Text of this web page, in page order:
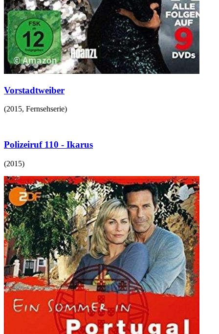
Vorstadtweiber
(2015, Fernsehserie)
Polizeiruf 110 - Ikarus
(2015)